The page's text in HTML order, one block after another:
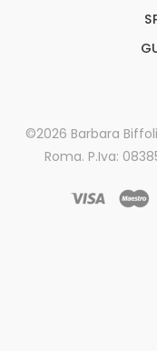
©2026 Barbara Biffoli
Roma. P.Iva: